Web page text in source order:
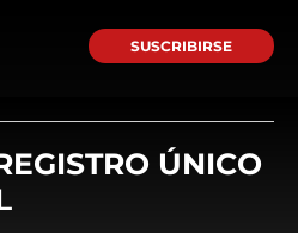
SUSCRIBIRSE
ÚNICO